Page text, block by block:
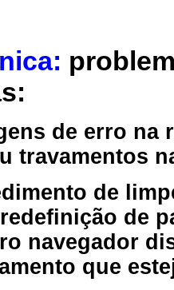
de erro
travamentos
de
de
navegador
que